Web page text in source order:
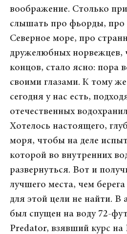
воображение. Столько
слышать про фьорды, про
Северное море, про
дружелюбных норвежцев,
концов, стало ясно: пора
своими глазами. К тому
сегодня у нас есть,
отечественных
Хотелось настоящего,
моря, чтобы на деле
которой во внутренних
развернуться. Вот и
лучшего места, чем
для этой цели не найти. В
был спущен на воду 72-
Predator, взявший курс на